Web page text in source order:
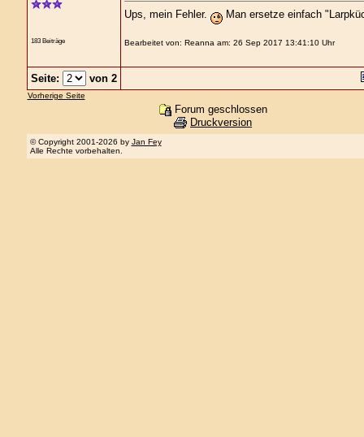
183 Beiträge
Ups, mein Fehler. Man ersetze einfach
Bearbeitet von: Reanna am: 26 Sep 2017 13:41:10 Uhr
Seite: von 2
Vorherige Seite
Forum geschlossen
Druckversion
© Copyright 2001-2026 by Jan Fey
Alle Rechte vorbehalten.